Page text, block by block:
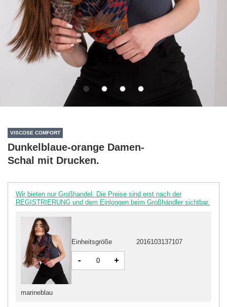
VISCOSE COMFORT
Dunkelblaue-orange Damen-
Schal mit Drucken.
Wir bieten nur Großhandel. Die Preise sind erst nach der
REGISTRIERUNG und dem Einloggen beim Großhändler sichtbar.
marineblau
Einheitsgröße 2016103137107
- +